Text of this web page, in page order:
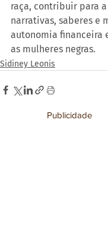
raça, contribuir para
narrativas, saberes e
autonomia financeira
as mulheres negras.
Sidiney Leonis
Publicidade